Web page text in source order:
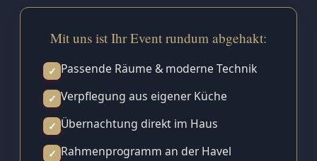
Mit uns ist Ihr Event rundum abgehakt:
✓ Passende Räume & moderne Technik
✓ Verpflegung aus eigener Küche
✓ Übernachtung direkt im Haus
✓ Rahmenprogramm an der Havel